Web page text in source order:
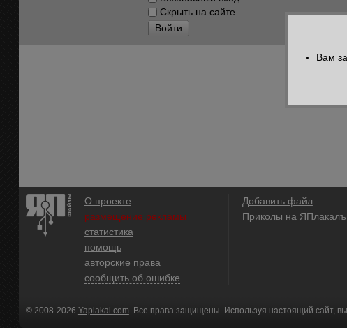
Скрыть на сайте
Войти
О проекте
размещение рекламы
статистика
помощь
авторские права
сообщить об ошибке
Добавить файл
Приколы на ЯПлакалъ
© 2008-2026 Yaplakal.com. Все права защищены. Используя настоящий сайт,
Вам